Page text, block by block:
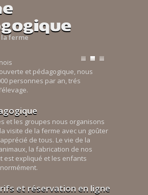
la ferme
et pédagogique, nous
personnes par an, trés
et les groupes nous organisons
visite de la ferme avec un goûter
de tous. Le vie de la
la fabrication de nos
est expliqué et les enfants
et réservation en ligne